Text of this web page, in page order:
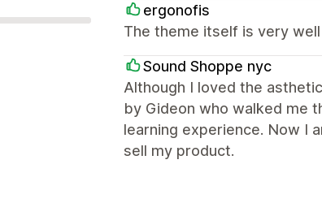
ergonofis
The theme itself is very
Sound Shoppe nyc
Although I loved the
by Gideon who walked me
learning experience. Now I
sell my product.